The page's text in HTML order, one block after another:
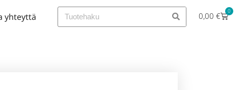
yhteyttä 0,00€ 0